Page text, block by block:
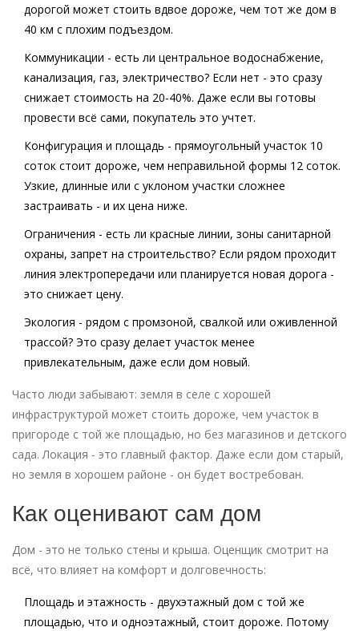
дорогой может стоить вдвое дороже, чем тот же дом в
40 км с плохим подъездом.
Коммуникации - есть ли центральное водоснабжение,
канализация, газ, электричество? Если нет - это сразу
снижает стоимость на 20-40%. Даже если вы готовы
провести всё сами, покупатель это учтет.
Конфигурация и площадь - прямоугольный участок 10
соток стоит дороже, чем неправильной формы 12 соток.
Узкие, длинные или с уклоном участки сложнее
застраивать - и их цена ниже.
Ограничения - есть ли красные линии, зоны санитарной
охраны, запрет на строительство? Если рядом проходит
линия электропередачи или планируется новая дорога -
это снижает цену.
Экология - рядом с промзоной, свалкой или оживленной
трассой? Это сразу делает участок менее
привлекательным, даже если дом новый.
Часто люди забывают: земля в селе с хорошей
инфраструктурой может стоить дороже, чем участок в
пригороде с той же площадью, но без магазинов и детского
сада. Локация - это главный фактор. Даже если дом старый,
но земля в хорошем районе - он будет востребован.
Как оценивают сам дом
Дом - это не только стены и крыша. Оценщик смотрит на
всё, что влияет на комфорт и долговечность:
Площадь и этажность - двухэтажный дом с той же
площадью, что и одноэтажный, стоит дороже. Потому